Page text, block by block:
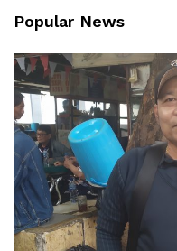
Popular News